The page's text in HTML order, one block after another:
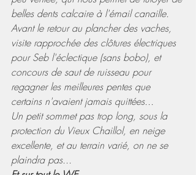
belles dents calcaire à l'émail canaille.
Avant le retour au plancher des vaches,
visite rapprochée des clôtures électriques
pour Seb l'éclectique (sans bobo), et
concours de saut de ruisseau pour
regagner les meilleures pentes que
certains n'avaient jamais quittées...
Un petit sommet pas trop long, sous la
protection du Vieux Chaillol, en neige
excellente, et au terrain varié, on ne se
plaindra pas...